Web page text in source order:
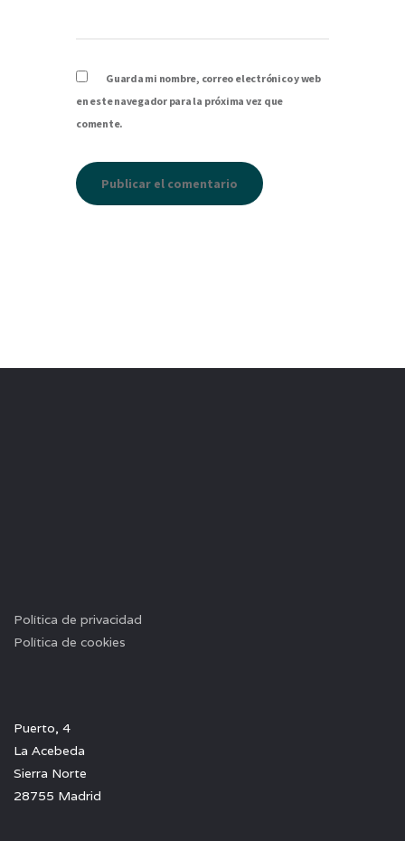
Guarda mi nombre, correo electrónico y web
en este navegador para la próxima vez que
comente.
Política de privacidad
Política de cookies
Puerto, 4
La Acebeda
Sierra Norte
28755 Madrid